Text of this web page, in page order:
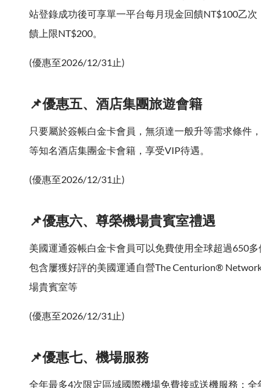
站登錄成功後可享單一平台每月現金回饋NT$100乙
饋上限NT$200。
(優惠至2026/12/31止)
📌優惠五、酒店集團旅遊會籍
只要屬於簽帳白金卡會員，無須達一般升等需求條件
等知名酒店集團金卡會籍，享受VIP待遇。
(優惠至2026/12/31止)
📌優惠六、尊榮機場貴賓室禮遇
美國運通簽帳白金卡會員可以免費使用全球超過650
包含屢獲好評的美國運通自營The Centurion®
場貴賓室等
(優惠至2026/12/31止)
📌優惠七、機場服務
全年最多4次限定區域國際機場免費接或送機服務；全